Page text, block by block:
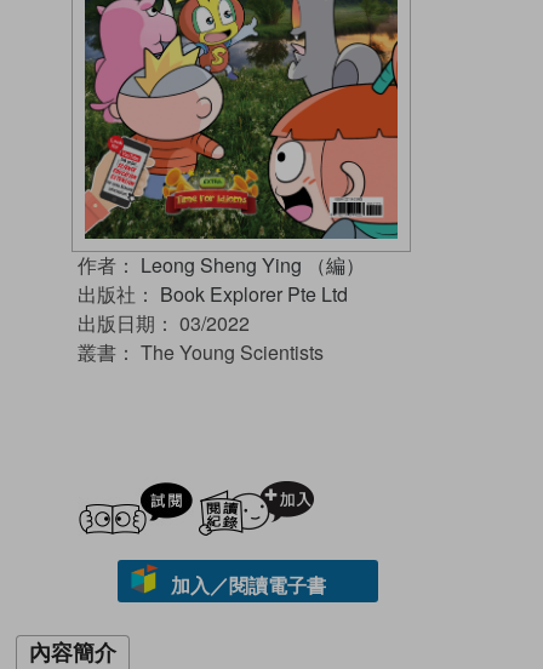
作者： Leong Sheng Ying （編）
出版社： Book Explorer Pte Ltd
出版日期： 03/2022
叢書： The Young Scientists
試閲
加入／閱讀電子書
內容簡介